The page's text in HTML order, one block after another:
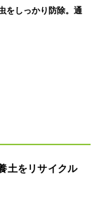
をしっかり防除。通
土をリサイクル